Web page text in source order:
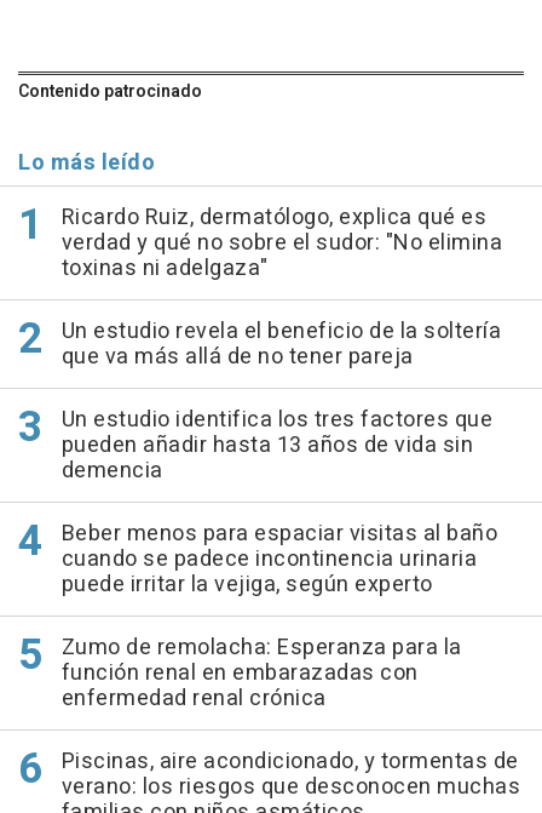
Contenido patrocinado
Lo más leído
Ricardo Ruiz, dermatólogo, explica qué es
verdad y qué no sobre el sudor: "No elimina
toxinas ni adelgaza"
Un estudio revela el beneficio de la soltería
que va más allá de no tener pareja
Un estudio identifica los tres factores que
pueden añadir hasta 13 años de vida sin
demencia
Beber menos para espaciar visitas al baño
cuando se padece incontinencia urinaria
puede irritar la vejiga, según experto
Zumo de remolacha: Esperanza para la
función renal en embarazadas con
enfermedad renal crónica
Piscinas, aire acondicionado, y tormentas de
verano: los riesgos que desconocen muchas